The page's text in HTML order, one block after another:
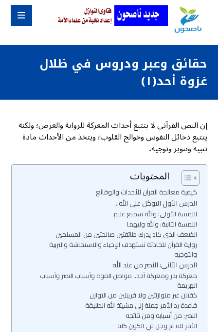
حقائق وعبر ودروس في ظلال
غزوة أحد(١)
إن النص القرآني لا يتتبع أحداث المعركة للرواية والعرض؛ ولكنه
يتتبع دخائل النفوس وخوالج القلوب؛ ويتخذ من الأحداث مادة
تنبيه وتنوير وتوجيه..
المحتويات
كيفية معالجة القرآن للأحداث والوقائع
الدرس الأول التوكل على الله..
اللمسة الأولى: والله سميع عليم
اللمسة الثانية: والله وليهما
الضعف الذي كاد يدرك طائفتين صالحتين من المسلمين
رواية القرآن للحادثة تستهدف الإحياء والاستجاشة والتربية
والتوجيه
الدرس الثاني: النصر من عند الله
معركة بدر ومعركة أحد.. مواطن القوة وأسباب النصر وأسباب
الهزيمة
كفتان غير متوازنتين ولا قريبتين من التوازن
قاعدة رد الأمر جملة إلى مشيئة الله الطليقة
النصر: من أسبابه ومن نتائجه
الأمر لله عز وجل في الكون كله